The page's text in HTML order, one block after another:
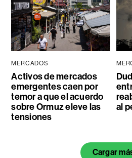
MERCADOS
Activos de mercados
emergentes caen por
temor a que el acuerdo
sobre Ormuz eleve las
tensiones
al
Cargar